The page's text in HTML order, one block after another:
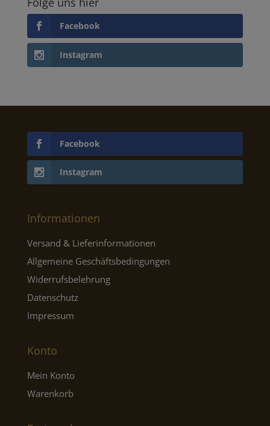
Facebook
Instagram
Facebook
Instagram
Informationen
Versand & Lieferinformationen
Allgemeine Geschäftsbedingungen
Widerrufsbelehrung
Datenschutz
Impressum
Konto
Mein Konto
Warenkorb